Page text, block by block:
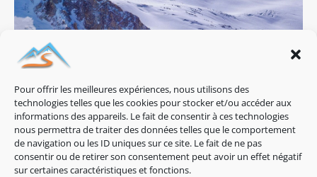
Pour offrir les meilleures expériences, nous utilisons des
technologies telles que les cookies pour stocker et/ou accéder aux
informations des appareils. Le fait de consentir à ces technologies
nous permettra de traiter des données telles que le comportement
de navigation ou les ID uniques sur ce site. Le fait de ne pas
consentir ou de retirer son consentement peut avoir un effet négatif
sur certaines caractéristiques et fonctions.
Aiguille du Genépi depuis Trient
Saute frontière à peaux de phoques pour une
vue sur de beaux sommets du massif du Mont-
blanc.